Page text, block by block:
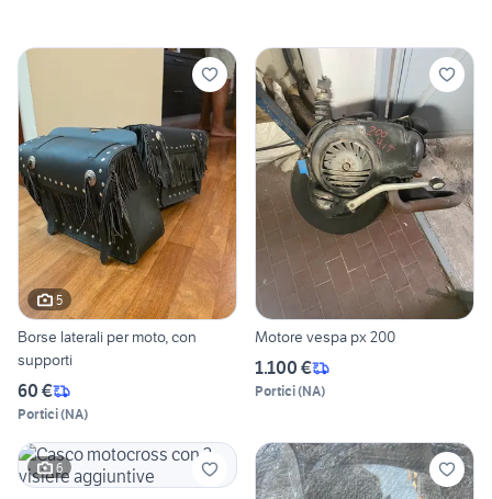
5
Borse laterali per moto, con
supporti
60 €
Portici(NA)
Motore vespa px 200
1.100 €
Portici(NA)
6